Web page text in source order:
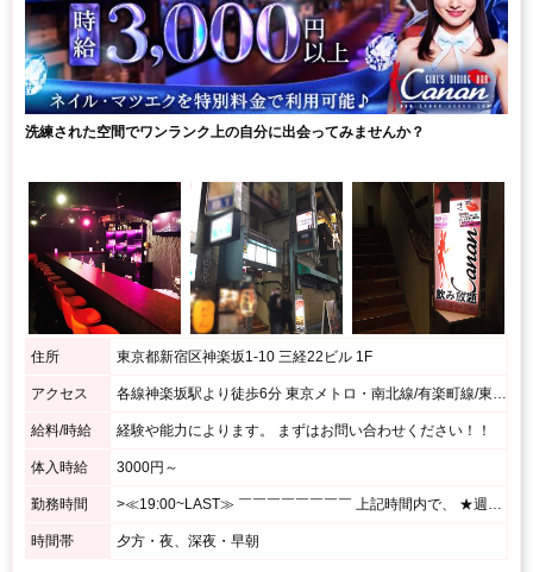
洗練された空間でワンランク上の自分に出会ってみませんか？
住所 東京都新宿区神楽坂1-10 三経22ビル 1F
アクセス 各線神楽坂駅より徒歩6分 東京メトロ・南北線/有楽町線/東西線 飯田橋駅 B3出口すぐ 都営大江戸線 飯田橋駅 B3出口すぐ JR総武線各停 飯田橋駅 西口徒歩１分
給料/時給 経験や能力によります。 まずはお問い合わせください！！
体入時給 3000円～
勤務時間 >≪19:00~LAST≫ ￣￣￣￣￣￣￣￣ 上記時間内で、 ★週1日、1日3h~OK! <あなたのペースで勤務OK♪> ⌒⌒⌒⌒⌒⌒⌒⌒⌒⌒⌒⌒⌒⌒⌒⌒⌒⌒⌒ 月1回の出勤でもシフト調整OK! シフトの融通がきくので、 プライベート優先で無理せずに働けます☆
時間帯 夕方・夜、深夜・早朝